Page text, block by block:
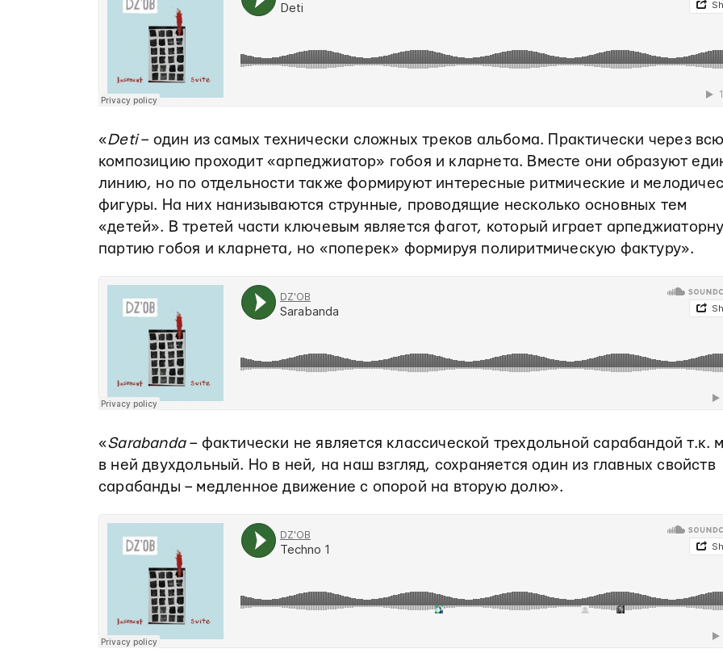
«Deti– один из самых технически сложных треков альбома. Практически через
композицию проходит «арпеджиатор» гобоя и кларнета. Вместе они образуют
линию, но по отдельности также формируют интересные ритмические и
фигуры. На них нанизываются струнные, проводящие несколько основных тем
«детей». В третей части ключевым является фагот, который играет
партию гобоя и кларнета, но «поперек» формируя полиритмическую фактуру».
«Sarabanda– фактически не является классической трехдольной сарабандой т.к.
в ней двухдольный. Но в ней, на наш взгляд, сохраняется один из главных свойств
сарабанды – медленное движение с опорой на вторую долю».